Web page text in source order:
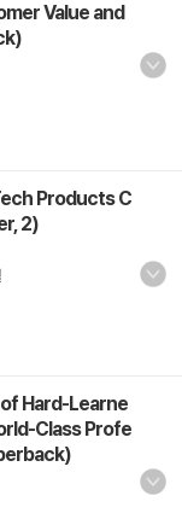
Value and
Products C
2)
Hard-Learne
Class Profe